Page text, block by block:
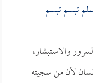
تبسم تبسم
والاستبشار،
لأن من سجيته